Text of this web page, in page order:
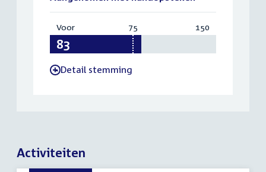
Voor:
75 150
-Detail stemming
Activiteiten